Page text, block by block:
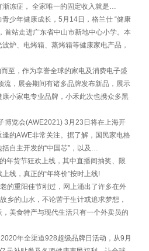
冻症， 全家唯一的固定收入就是…
年健康成长，5月14日，格兰仕 “健康
首站走进广东省中山市新地中心小学。本
炉、电烤箱、蒸烤箱等健康家电产品，
，作为享誉全球的家电及消费电子盛
流，展会期间有诸多品牌发布新品，展示
小家电专业品牌，小禾此次也携众多黑
览会(AWE2021) 3月23日将在上海开
的AWE非常关注。据了解，国民家电格
自主开发的“中国芯”，以及…
货节狂欢上线，其中直播间抽奖、限
线，真正的“年终价”按时上线!
重阳佳节刚过，网上涌出了许多在外
乡的山水，不论苦于生计或追求梦想，
美食特产与现代生活只有一个外卖员的
年全渠道928超级品牌日活动，从9月